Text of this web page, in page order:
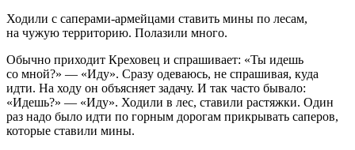
Ходили с саперами-армейцами ставить мины по лесам,
на чужую территорию. Полазили много.
Обычно приходит Креховец и спрашивает: «Ты идешь
со мной?» — «Иду». Сразу одеваюсь, не спрашивая, куда
идти. На ходу он объясняет задачу. И так часто бывало:
«Идешь?» — «Иду». Ходили в лес, ставили растяжки. Один
раз надо было идти по горным дорогам прикрывать саперов,
которые ставили мины.